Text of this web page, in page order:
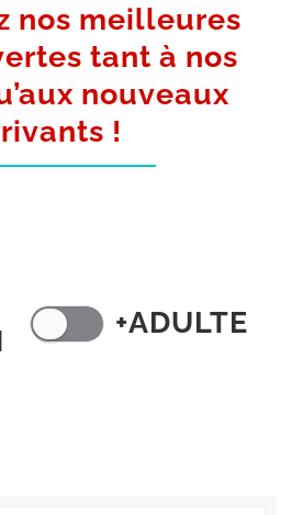
nos meilleures
tant à nos
nouveaux
!
+ADULTE